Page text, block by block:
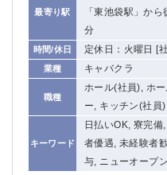
最寄り駅
「東池袋駅」か
分
時間/休日 定休日：火曜日 [
業種 キャバクラ
職種
ホール(社員), ホ
ー, キッチン(社員)
キーワード
日払いOK, 寮完
者優遇, 未経験者
与, ニューオープン